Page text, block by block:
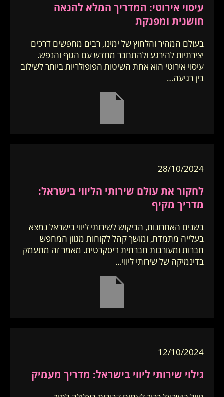
עיסוי אירוטי: המדריך המלא להנאה
חושנית ומפנקת
בעולם המהיר והלחוץ של ימינו, רבים מחפשים דרכים
יצירתיות להירגע ולהתחבר מחדש עם הגוף והנפש.
עיסוי אירוטי הוא אחת השיטות הפופולריות ביותר לשילוב
בין רגיעה…
28/10/2024
לחקור את עולם שירותי הליווי בישראל:
מדריך מקיף
בשנים האחרונות, הביקוש לשירותי ליווי בישראל נמצא
בעלייה מתמדת, ומושך קהל לקוחות מגוון המחפש
חברות ומעורבות חברתית דיסקרטית. מאמר זה מתעמק
בדינמיקה של שירותי ליווי…
12/10/2024
גילוי שירותי ליווי בישראל: מדריך מעמיק